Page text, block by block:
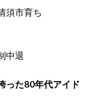
須市育ち
中退
った80年代アイド